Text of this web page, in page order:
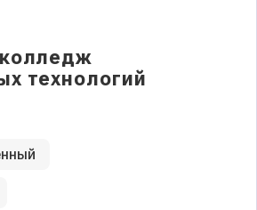
технологий